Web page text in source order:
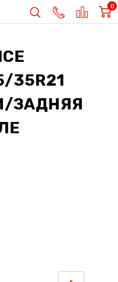
0
35R21
ЗАДНЯЯ